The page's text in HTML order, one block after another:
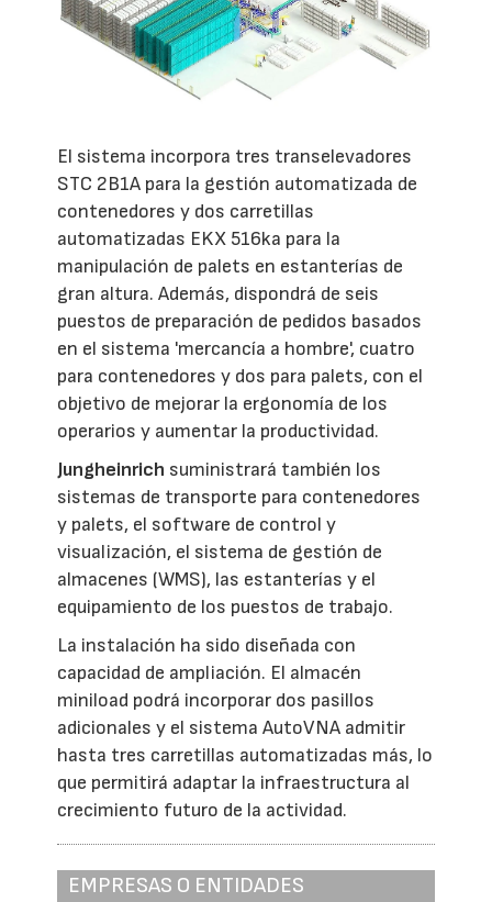
El sistema incorpora tres transelevadores
STC 2B1A para la gestión automatizada de
contenedores y dos carretillas
automatizadas EKX 516ka para la
manipulación de palets en estanterías de
gran altura. Además, dispondrá de seis
puestos de preparación de pedidos basados
en el sistema 'mercancía a hombre', cuatro
para contenedores y dos para palets, con el
objetivo de mejorar la ergonomía de los
operarios y aumentar la productividad.
Jungheinrich suministrará también los
sistemas de transporte para contenedores
y palets, el software de control y
visualización, el sistema de gestión de
almacenes (WMS), las estanterías y el
equipamiento de los puestos de trabajo.
La instalación ha sido diseñada con
capacidad de ampliación. El almacén
miniload podrá incorporar dos pasillos
adicionales y el sistema AutoVNA admitir
hasta tres carretillas automatizadas más, lo
que permitirá adaptar la infraestructura al
crecimiento futuro de la actividad.
EMPRESAS O ENTIDADES